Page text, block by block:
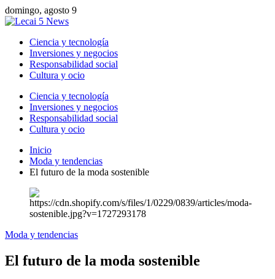
domingo, agosto 9
Ciencia y tecnología
Inversiones y negocios
Responsabilidad social
Cultura y ocio
Ciencia y tecnología
Inversiones y negocios
Responsabilidad social
Cultura y ocio
Inicio
Moda y tendencias
El futuro de la moda sostenible
Moda y tendencias
El futuro de la moda sostenible